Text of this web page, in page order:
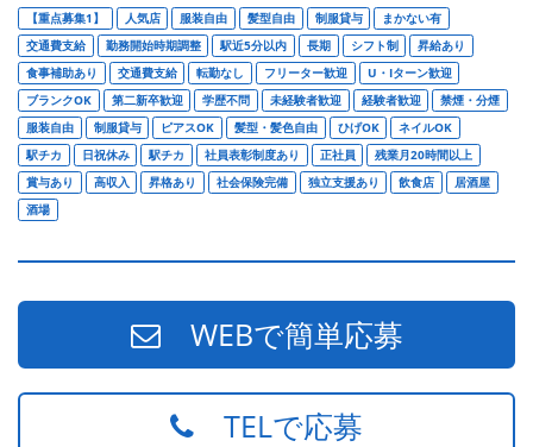
【重点募集1】 人気店 服装自由 髪型自由 制服貸与
まかない有
交通費支給
勤務開始時期調整 駅近5分以内 長期 シフト制
昇給あり
食事補助あり
交通費支給 転勤なし フリーター歓迎
U・Iターン歓迎
ブランクOK
第二新卒歓迎 学歴不問 未経験者歓迎 経験者歓迎
禁煙・分煙
服装自由
制服貸与 ピアスOK 髪型・髪色自由 ひげOK
ネイルOK
駅チカ
日祝休み 駅チカ 社員表彰制度あり 正社員
残業月20時間以上
賞与あり
高収入 昇格あり 社会保険完備 独立支援あり 飲食店
居酒屋
酒場
WEBで簡単応募
TELで応募